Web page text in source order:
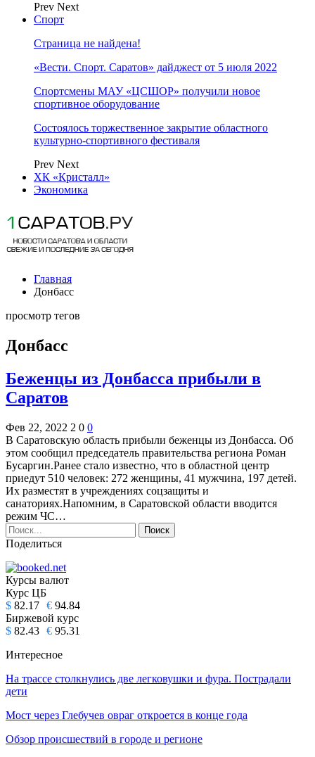
Prev Next
Спорт
Страница не найдена!
«Вести. Спорт. Саратов» дайджест от 5 июля 2022
Спортсмены МАУ «ЦСШОР» получили новое
спортивное оборудование
Состоялось торжественное закрытие областного
культурно-спортивного фестиваля
Prev Next
ХК «Кристалл»
Экономика
Главная
Донбасс
просмотр тегов
Донбасс
Беженцы из Донбасса прибыли в
Саратов
Фев 22, 2022 2 0 0
В Саратовскую область прибыли беженцы из Донбасса. Об
этом сообщил председатель правительства региона Роман
Бусаргин.Ранее стало известно, что в областной центр
приедут 510 человек: 272 женщины, 41 мужчина, 197 детей.
Их разместят в учреждениях соцзащиты и
санаториях.Напомним, в Саратовской области вводится
режим ЧС…
Поделиться
Курсы валют
Курс ЦБ
$ 82.17 € 94.84
Биржевой курс
$ 82.43 € 95.31
Интересное
На трассе столкнулись две легковушки и фура. Пострадали
дети
Мост через Глебучев овраг откроется в конце года
Обзор происшествий в городе и регионе